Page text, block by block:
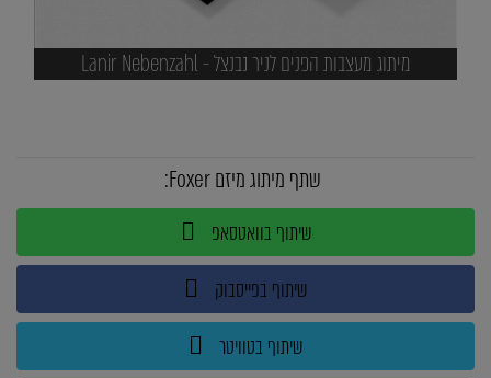
מיתוג מעצבות הפנים לניר נבנצל - Lanir Nebenzahl
שתף מיתוג מיזם Foxer:
שיתוף בוואטסאפ
שיתוף בפייסבוק
שיתוף בטוויטר